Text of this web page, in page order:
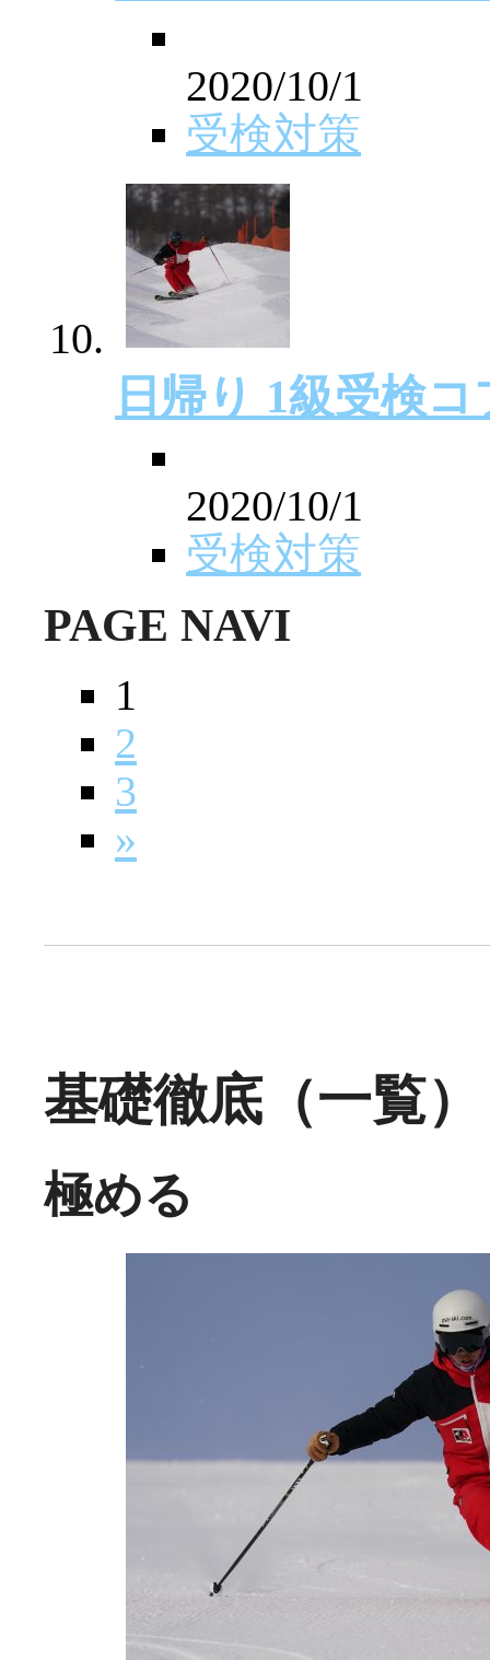
2020/10/1
受検対策
日帰り 1級受検
2020/10/1
受検対策
PAGE NAVI
1
2
3
»
基礎徹底（一覧）
極める